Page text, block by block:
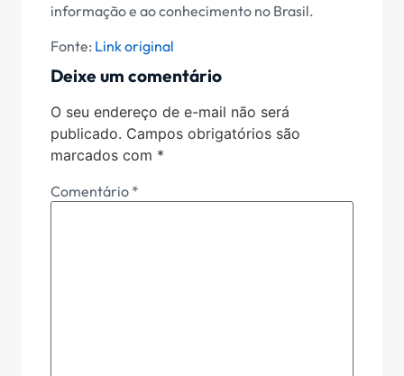
informação e ao conhecimento no Brasil.
Fonte: Link original
Deixe um comentário
O seu endereço de e-mail não será
publicado. Campos obrigatórios são
marcados com *
Comentário *